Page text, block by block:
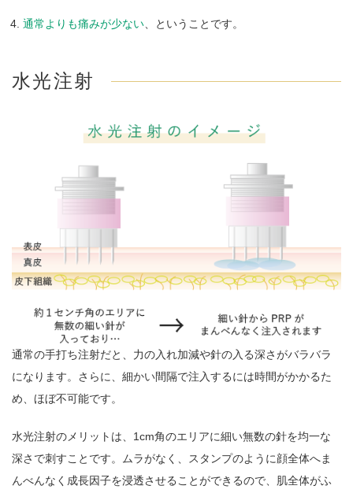
通常よりも痛みが少ない 、ということです。
水光注射
通常の手打ち注射だと、力の入れ加減や針の入る深さがバラバラ
になります。さらに、細かい間隔で注入するには時間がかかるた
め、ほぼ不可能です。
水光注射のメリットは、1cm角のエリアに細い無数の針を均一な
深さで刺すことです。ムラがなく、スタンプのように顔全体へま
んべんなく成長因子を浸透させることができるので、肌全体がふ